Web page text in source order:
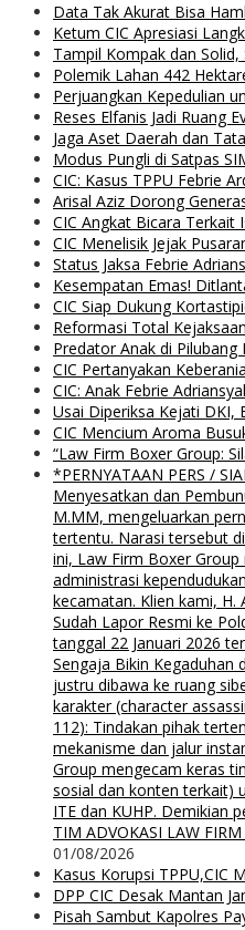
Data Tak Akurat Bisa
Ketum CIC Apresiasi
Tampil Kompak dan
Polemik Lahan 442
Perjuangkan Kepedulian
Reses Elfanis Jadi Ruang
Jaga Aset Daerah dan
Modus Pungli di Satpas
CIC: Kasus TPPU Febrie
Arisal Aziz Dorong
CIC Angkat Bicara Terkait
CIC Menelisik Jejak
Status Jaksa Febrie
Kesempatan Emas!
CIC Siap Dukung
Reformasi Total
Predator Anak di
CIC Pertanyakan
CIC: Anak Febrie
Usai Diperiksa Kejati DKI,
CIC Mencium Aroma
“Law Firm Boxer Group:
*PERNYATAAN PERS /
Menyesatkan dan
M.MM, mengeluarkan
tertentu. Narasi tersebut
ini, Law Firm Boxer
administrasi
kecamatan. Klien kami,
Sudah Lapor Resmi ke
tanggal 22 Januari 2026
Sengaja Bikin
justru dibawa ke ruang
karakter (character
112): Tindakan pihak
mekanisme dan jalur
Group mengecam keras
sosial dan konten terkait)
ITE dan KUHP. Demikian
TIM ADVOKASI LAW
01/08/2026
Kasus Korupsi TPPU,CIC
DPP CIC Desak Mantan
Pisah Sambut Kapolres